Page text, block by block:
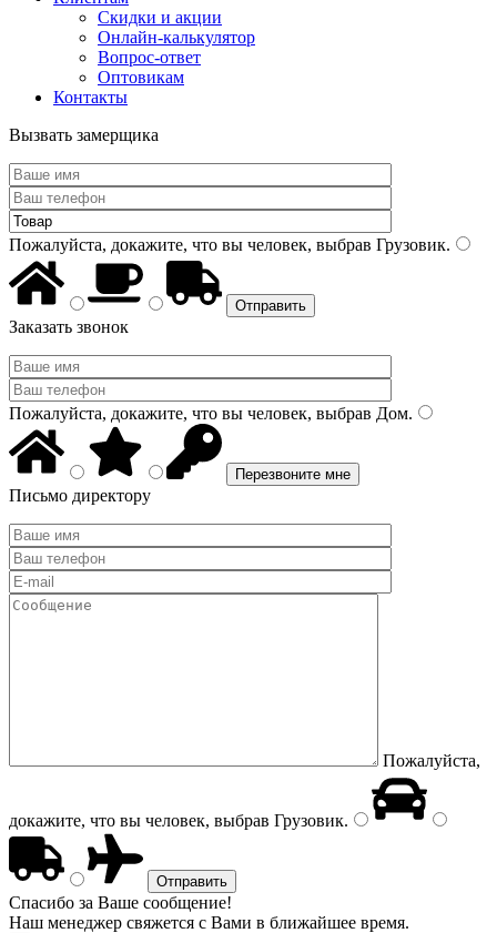
Скидки и акции
Онлайн-калькулятор
Вопрос-ответ
Оптовикам
Контакты
Вызвать замерщика
Пожалуйста, докажите, что вы человек, выбрав Грузовик.
Заказать звонок
Пожалуйста, докажите, что вы человек, выбрав Дом.
Письмо директору
Пожалуйста,
докажите, что вы человек, выбрав Грузовик.
Спасибо за Ваше сообщение!
Наш менеджер свяжется с Вами в ближайшее время.